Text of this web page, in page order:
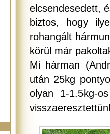
elcsendesedett,
biztos, hogy
rohangált
körül már
Mi hárman
után 25kg
olyan 1-1.5kg-